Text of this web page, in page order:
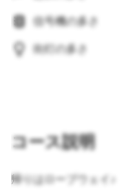
信号機の多さ
街灯の多さ
コース説明
帰りはローブウェイ♪